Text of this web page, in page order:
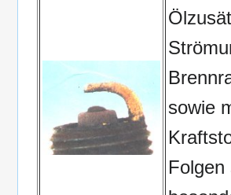
sowie